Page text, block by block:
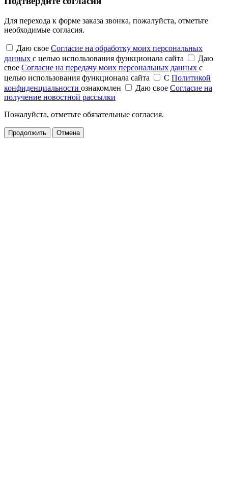
Для перехода к форме заказа звонка, пожалуйста, отметьте
необходимые согласия.
Даю свое Согласие на обработку моих персональных
данных с целью использования функционала сайта
Даю
свое Согласие на передачу моих персональных данных с
целью использования функционала сайта
С Политикой
конфиденциальности ознакомлен Даю свое Согласие на
получение новостной рассылки
Пожалуйста, отметьте обязательные согласия.
Продолжить Отмена